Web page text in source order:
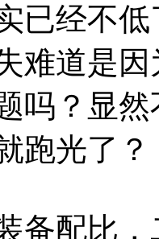
已经不
难道是
吗？显
跑光了？
备配比